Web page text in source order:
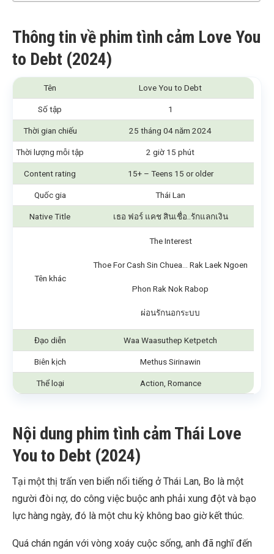
Thông tin về phim tình cảm Love You
to Debt (2024)
Tên Love You to Debt
Số tập 1
Thời gian chiếu 25 tháng 04 năm 2024
Thời lượng mỗi tập 2 giờ 15 phút
Content rating 15+ – Teens 15 or older
Quốc gia Thái Lan
Native Title เธอ ฟอร์ แคช สินเชื่อ..รักแลกเงิน
Tên khác
The Interest
Thoe For Cash Sin Chuea… Rak Laek Ngoen
Phon Rak Nok Rabop
ผ่อนรักนอกระบบ
Đạo diễn Waa Waasuthep Ketpetch
Biên kịch Methus Sirinawin
Thể loại Action, Romance
Nội dung phim tình cảm Thái Love
You to Debt (2024)
Tại một thị trấn ven biển nổi tiếng ở Thái Lan, Bo là một
người đòi nợ, do công việc buộc anh phải xung đột và bạo
lực hàng ngày, đó là một chu kỳ không bao giờ kết thúc.
Quá chán ngán với vòng xoáy cuộc sống, anh đã nghĩ đến